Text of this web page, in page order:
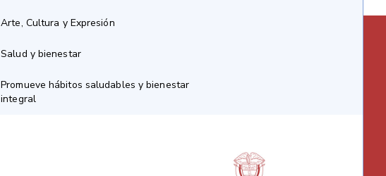
Arte, Cultura y Expresión
Salud y bienestar
Promueve hábitos saludables y bienestar
integral